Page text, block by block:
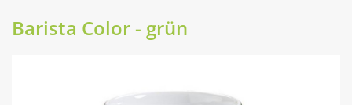
Barista Color - grün